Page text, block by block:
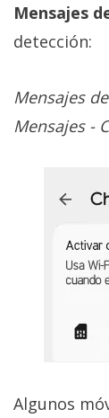
Mensajes
detección:
Mensajes
Mensajes -
Algunos